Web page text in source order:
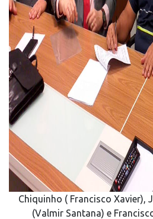
Chiquinho ( Francisco Xavier),
(Valmir Santana) e